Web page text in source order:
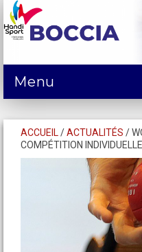
Menu
ACTUALITÉS
DÉCOUVRIR
COMPÉTITIONS
SE FORMER et
CALENDRIER
ACCUEIL /ACTUALITÉS /
COMPÉTITION